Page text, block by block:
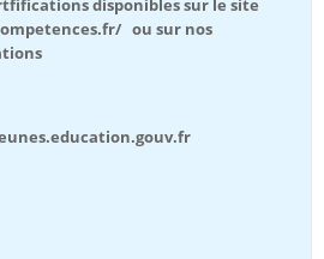
disponibles sur le site
ou sur nos